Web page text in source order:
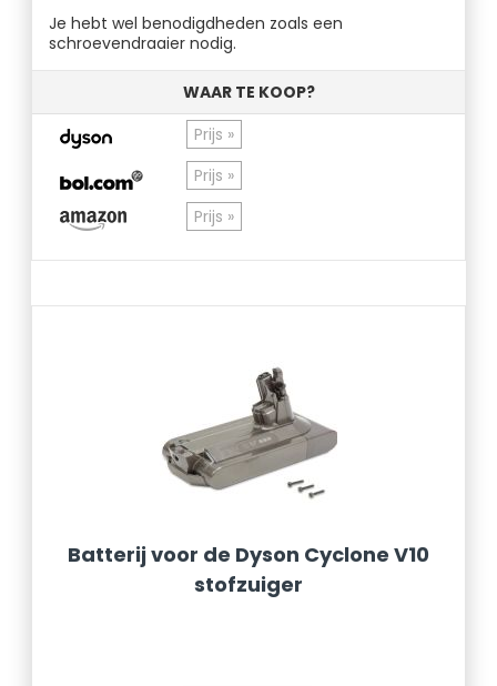
Je hebt wel benodigdheden zoals een
schroevendraaier nodig.
WAAR TE KOOP?
Prijs »
Prijs »
Prijs »
Batterij voor de Dyson Cyclone V10
stofzuiger